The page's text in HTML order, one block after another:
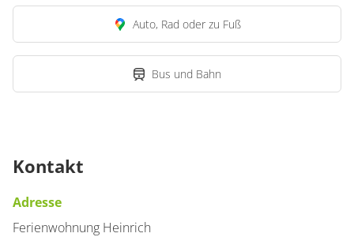
Auto, Rad oder zu Fuß
Bus und Bahn
Kontakt
Adresse
Ferienwohnung Heinrich